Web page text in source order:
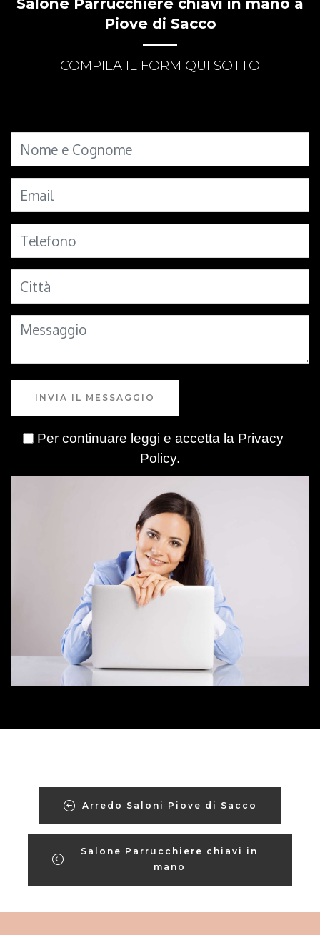
Piove di Sacco
COMPILA IL FORM QUI SOTTO
INVIA IL MESSAGGIO
Per continuare leggi e accetta la Privacy
Policy.
Arredo Saloni Piove di Sacco
Salone Parrucchiere chiavi in
mano